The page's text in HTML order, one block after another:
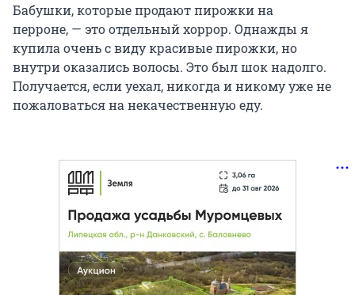
Бабушки, которые продают пирожки на
перроне, — это отдельный хоррор. Однажды я
купила очень с виду красивые пирожки, но
внутри оказались волосы. Это был шок надолго.
Получается, если уехал, никогда и никому уже не
пожаловаться на некачественную еду.